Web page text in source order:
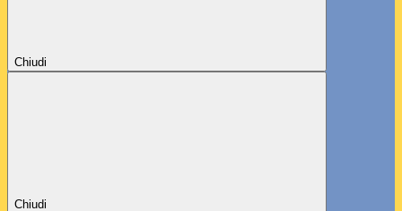
Chiudi
Chiudi